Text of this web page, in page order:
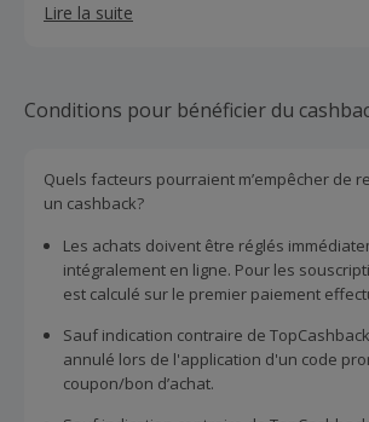
Timberland, Aigle, Lanvin, DKNY,
Lire la suite
Conditions pour bénéficier du
Quels facteurs pourraient m’empêcher de
un cashback?
Les achats doivent être réglés
intégralement en ligne. Pour les
est calculé sur le premier paiement
Sauf indication contraire de
annulé lors de l'application d'un code
coupon/bon d’achat.